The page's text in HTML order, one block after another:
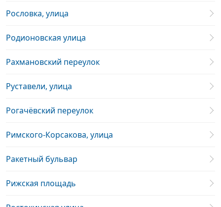
Рословка, улица
Родионовская улица
Рахмановский переулок
Руставели, улица
Рогачёвский переулок
Римского-Корсакова, улица
Ракетный бульвар
Рижская площадь